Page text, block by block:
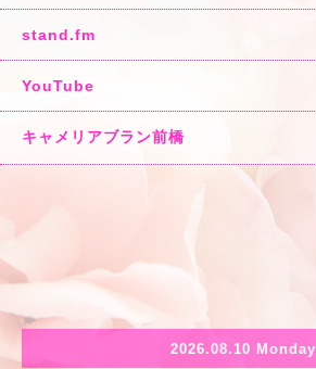
stand.fm
YouTube
キャメリアブラン前橋
2026.08.10 Monday